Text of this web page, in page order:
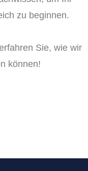
zu beginnen.
Sie, wie wir
können!